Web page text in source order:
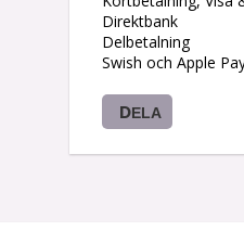
Direktbank
Delbetalning
Swish och Apple
DELA